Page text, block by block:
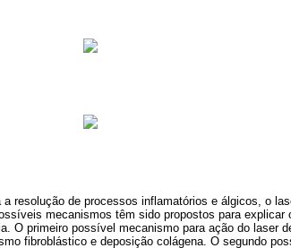
resolução de processos inflamatórios e álgicos, o
mecanismos têm sido propostos para
O primeiro possível mecanismo para ação do laser
fibroblástico e deposição colágena. O segundo